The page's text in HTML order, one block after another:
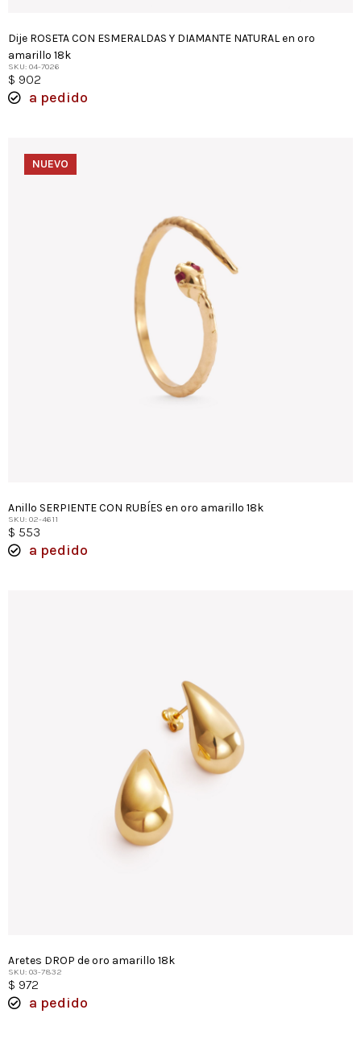
Dije ROSETA CON ESMERALDAS Y DIAMANTE NATURAL en oro
amarillo 18k
SKU: 04-7026
$ 902
a pedido
NUEVO
Anillo SERPIENTE CON RUBÍES en oro amarillo 18k
SKU: 02-4611
$ 553
a pedido
Aretes DROP de oro amarillo 18k
SKU: 03-7832
$ 972
a pedido